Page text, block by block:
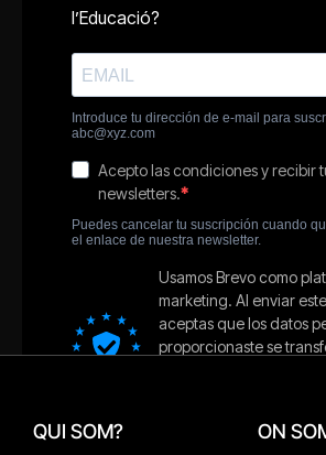
QUI SOM? ON